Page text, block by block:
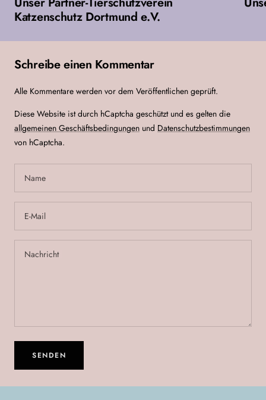
Katzenschutz Dortmund e.V.
Schreibe einen Kommentar
Alle Kommentare werden vor dem Veröffentlichen geprüft.
Diese Website ist durch hCaptcha geschützt und es gelten die
allgemeinen Geschäftsbedingungen und Datenschutzbestimmungen
von hCaptcha.
Name
E-Mail
Nachricht
SENDEN